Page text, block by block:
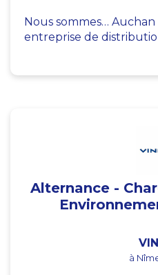
Nous sommes…
entreprise de
Alternance -
à